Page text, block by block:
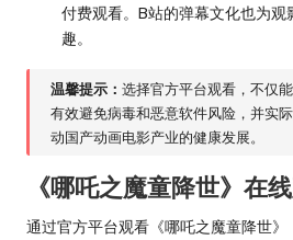
付费观看。B站的弹幕文化也为
趣。
温馨提示：选择官方平台观看，不仅
有效避免病毒和恶意软件风险，并实
动国产动画电影产业的健康发展。
《哪吒之魔童降世》在
通过官方平台观看《哪吒之魔童降世